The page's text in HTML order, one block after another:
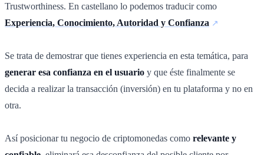
Trustworthiness. En castellano lo podemos traducir como
Experiencia, Conocimiento, Autoridad y Confianza
Se trata de demostrar que tienes experiencia en esta temática, para
generar esa confianza en el usuario y que éste finalmente se
decida a realizar la transacción (inversión) en tu plataforma y no en
otra.
Así posicionar tu negocio de criptomonedas como relevante y